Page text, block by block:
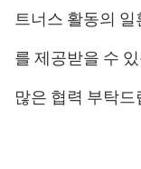
트너스 활동의
를 제공받을 수
많은 협력 부탁